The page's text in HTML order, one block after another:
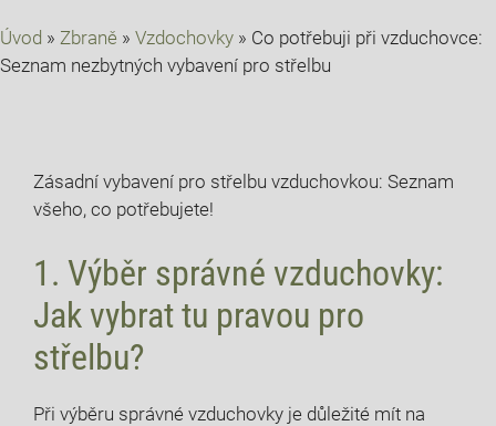
Úvod » Zbraně » Vzdochovky » Co potřebuji při vzduchovce:
Seznam nezbytných vybavení pro střelbu
Zásadní vybavení pro střelbu vzduchovkou: Seznam
všeho, co potřebujete!
1. Výběr správné vzduchovky:
Jak vybrat tu pravou pro
střelbu?
Při výběru správné vzduchovky je důležité mít na